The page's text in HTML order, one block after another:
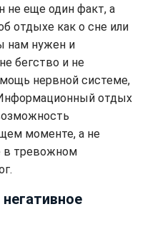
не еще один факт, а
отдыхе как о сне или
нам нужен и
бегство и не
нервной системе,
отдых
моменте, а не
в тревожном